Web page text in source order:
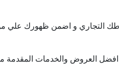
التجاري و اضمن ظهورك
افضل العروض والخدمات